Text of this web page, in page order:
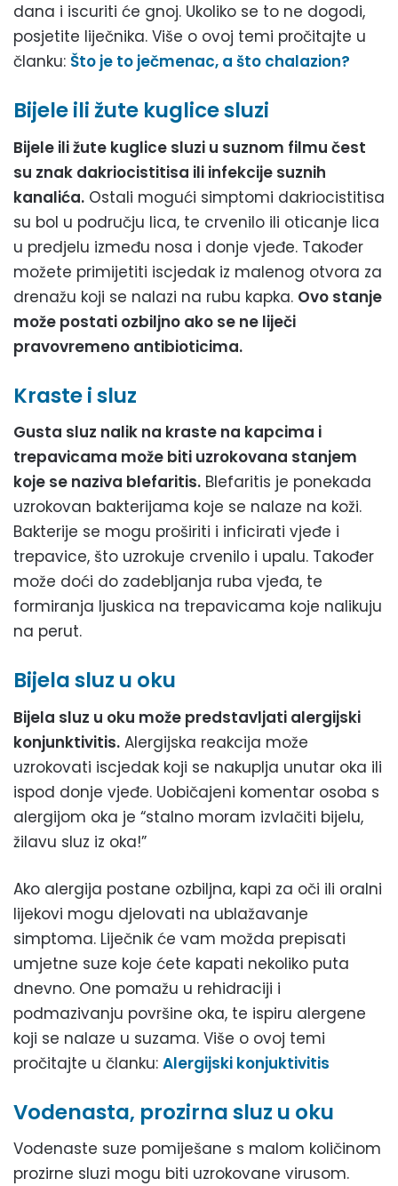
dana i iscuriti će gnoj. Ukoliko se to ne dogodi,
posjetite liječnika. Više o ovoj temi pročitajte u
članku: Što je to ječmenac, a što chalazion?
Bijele ili žute kuglice sluzi
Bijele ili žute kuglice sluzi u suznom filmu čest
su znak dakriocistitisa ili infekcije suznih
kanalića. Ostali mogući simptomi dakriocistitisa
su bol u području lica, te crvenilo ili oticanje lica
u predjelu između nosa i donje vjeđe. Također
možete primijetiti iscjedak iz malenog otvora za
drenažu koji se nalazi na rubu kapka. Ovo stanje
može postati ozbiljno ako se ne liječi
pravovremeno antibioticima.
Kraste i sluz
Gusta sluz nalik na kraste na kapcima i
trepavicama može biti uzrokovana stanjem
koje se naziva blefaritis. Blefaritis je ponekada
uzrokovan bakterijama koje se nalaze na koži.
Bakterije se mogu proširiti i inficirati vjeđe i
trepavice, što uzrokuje crvenilo i upalu. Također
može doći do zadebljanja ruba vjeđa, te
formiranja ljuskica na trepavicama koje nalikuju
na perut.
Bijela sluz u oku
Bijela sluz u oku može predstavljati alergijski
konjunktivitis. Alergijska reakcija može
uzrokovati iscjedak koji se nakuplja unutar oka ili
ispod donje vjeđe. Uobičajeni komentar osoba s
alergijom oka je “stalno moram izvlačiti bijelu,
žilavu sluz iz oka!”
Ako alergija postane ozbiljna, kapi za oči ili oralni
lijekovi mogu djelovati na ublažavanje
simptoma. Liječnik će vam možda prepisati
umjetne suze koje ćete kapati nekoliko puta
dnevno. One pomažu u rehidraciji i
podmazivanju površine oka, te ispiru alergene
koji se nalaze u suzama. Više o ovoj temi
pročitajte u članku: Alergijski konjuktivitis
Vodenasta, prozirna sluz u oku
Vodenaste suze pomiješane s malom količinom
prozirne sluzi mogu biti uzrokovane virusom.